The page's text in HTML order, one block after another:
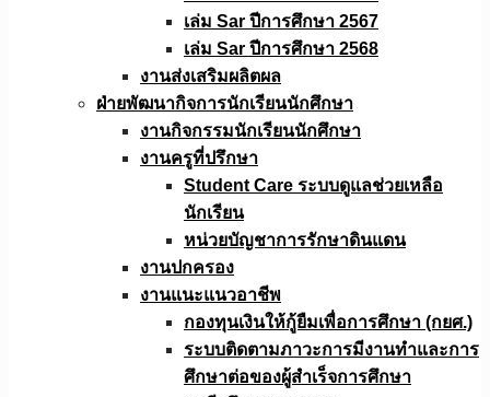
เล่ม Sar ปีการศึกษา 2567
เล่ม Sar ปีการศึกษา 2568
งานส่งเสริมผลิตผล
ฝ่ายพัฒนากิจการนักเรียนนักศึกษา
งานกิจกรรมนักเรียนนักศึกษา
งานครูที่ปรึกษา
Student Care ระบบดูแลช่วยเหลือ
นักเรียน
หน่วยบัญชาการรักษาดินแดน
งานปกครอง
งานแนะแนวอาชีพ
กองทุนเงินให้กู้ยืมเพื่อการศึกษา (กยศ.)
ระบบติดตามภาวะการมีงานทำและการ
ศึกษาต่อของผู้สำเร็จการศึกษา